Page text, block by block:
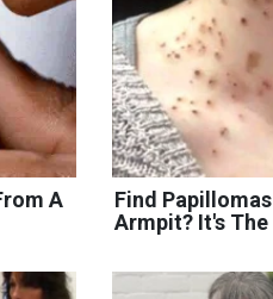
A
Find
Armpit? It's